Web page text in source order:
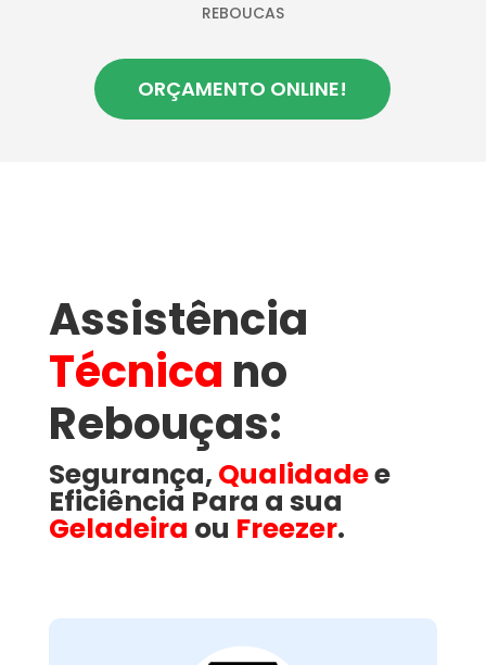
REBOUCAS
ORÇAMENTO ONLINE!
Assistência
Técnica no
Rebouças​:
Segurança, Qualidadee
Eficiência Para a sua
Geladeira ou Freezer.